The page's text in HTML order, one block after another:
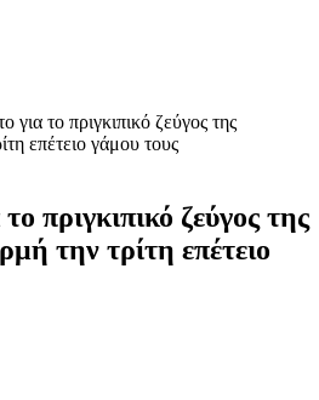
για το πριγκιπικό ζεύγος της
επέτειο γάμου τους
πριγκιπικό ζεύγος της
την τρίτη επέτειο